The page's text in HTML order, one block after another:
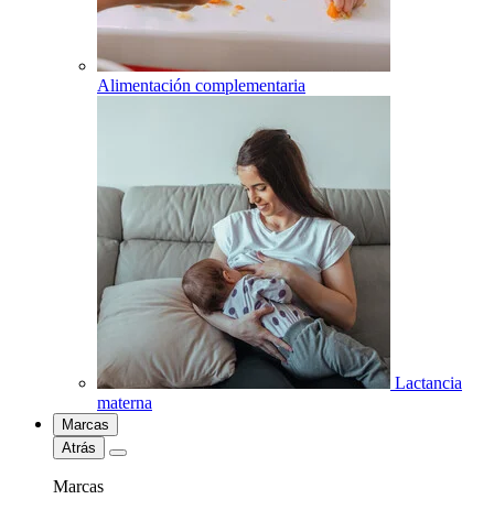
Alimentación complementaria
Lactancia
materna
Marcas
Atrás
Marcas